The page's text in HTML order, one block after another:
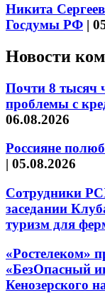
Никита
Госдумы РФ |
Новости
Почти 8 тысяч
проблемы с
06.08.2026
Россияне
| 05.08.2026
Сотрудники
заседании
туризм для
«Ростелеком»
«БезОпасный
Кенозерского